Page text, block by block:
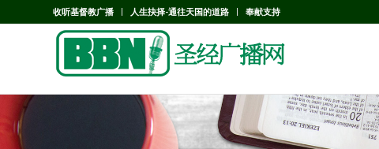
收听基督教广播 人生抉择-通往天国的道路 奉献支持